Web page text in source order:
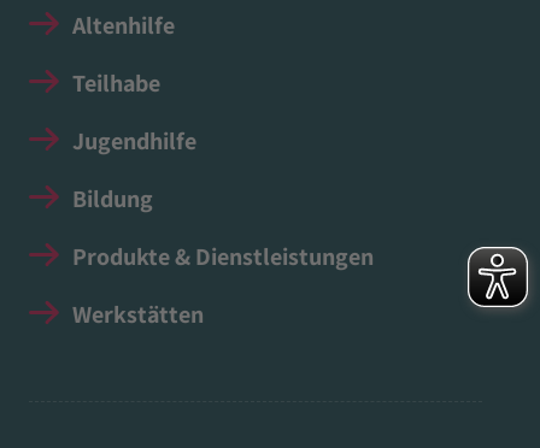
Altenhilfe
Teilhabe
Jugendhilfe
Bildung
Produkte & Dienstleistungen
Werkstätten